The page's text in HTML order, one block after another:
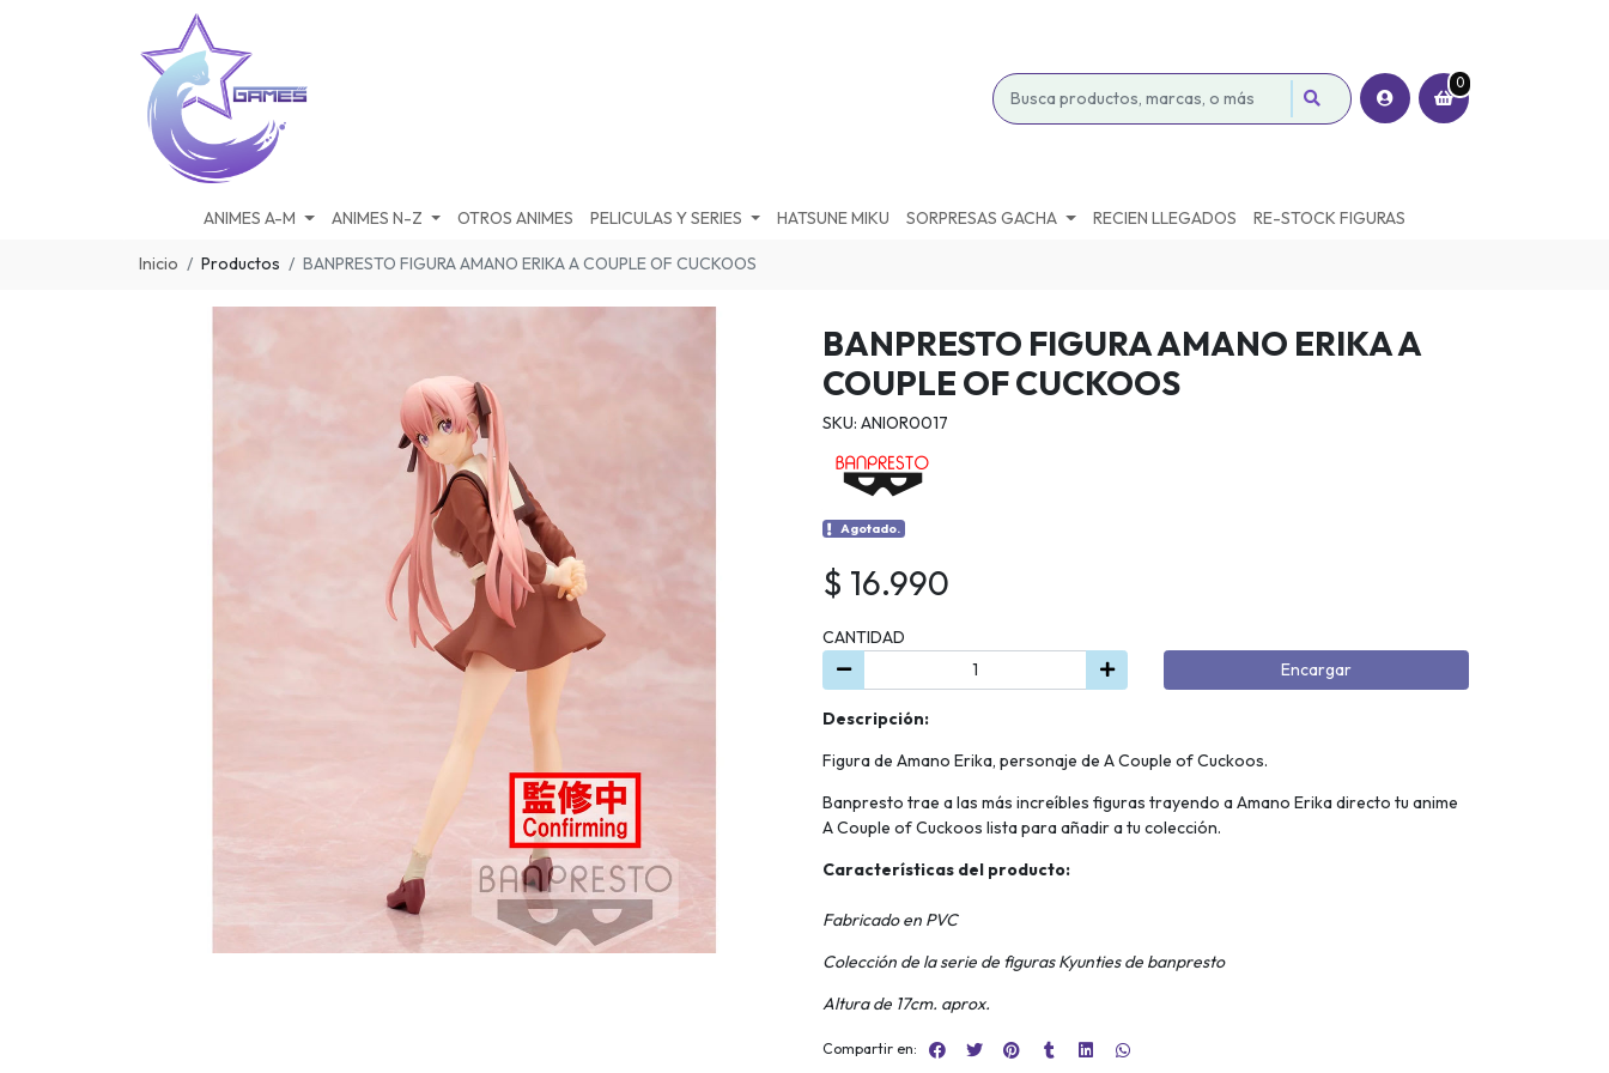
0
ANIMES A-M ANIMES N-Z OTROS ANIMES PELICULAS Y SERIES HATSUNE MIKU SORPRESAS GACHA RECIEN LLEGADOS RE-STOCK FIGURAS
Inicio Productos BANPRESTO FIGURA AMANO ERIKA A COUPLE OF CUCKOOS
BANPRESTO FIGURA AMANO ERIKA A
COUPLE OF CUCKOOS
SKU: ANIOR0017
Agotado.
$ 16.990
CANTIDAD
Encargar
Descripción:
Figura de Amano Erika, personaje de A Couple of Cuckoos.
Banpresto trae a las más increíbles figuras trayendo a Amano Erika directo tu anime
A Couple of Cuckoos lista para añadir a tu colección.
Características del producto:
Fabricado en PVC
Colección de la serie de figuras Kyunties de banpresto
Altura de 17cm. aprox.
Compartir en: